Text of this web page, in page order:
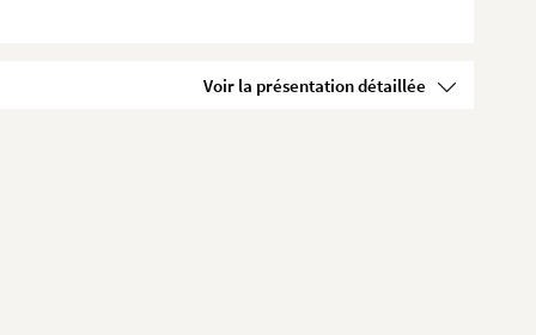
Voir la présentation détaillée